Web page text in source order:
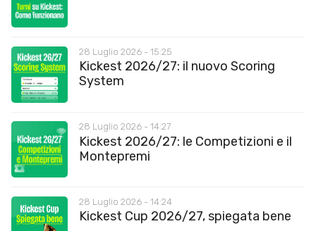
28 Luglio 2026 - 15:25
Kickest 2026/27: il nuovo Scoring
System
28 Luglio 2026 - 14:27
Kickest 2026/27: le Competizioni e il
Montepremi
28 Luglio 2026 - 14:24
Kickest Cup 2026/27, spiegata bene